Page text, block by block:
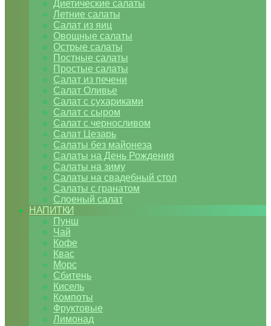
Диетические салаты
Летние салаты
Салат из яиц
Овощные салаты
Острые салаты
Постные салаты
Простые салаты
Салат из печени
Салат Оливье
Салат с сухариками
Салат с сыром
Салат с черносливом
Салат Цезарь
Салаты без майонеза
Салаты на День Рождения
Салаты на зиму
Салаты на свадебный стол
Салаты с гранатом
Слоеный салат
НАПИТКИ
Пунш
Чай
Кофе
Квас
Морс
Сбитень
Кисель
Компоты
Фруктовые
Лимонад